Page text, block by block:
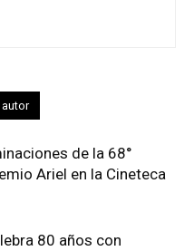
de la 68°
Ariel en la Cineteca
80 años con